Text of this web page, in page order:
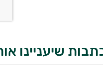
שיעניינו